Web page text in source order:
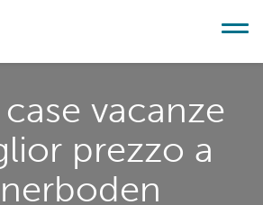
vacanze
prezzo a